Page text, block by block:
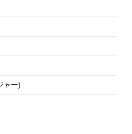
ャー)